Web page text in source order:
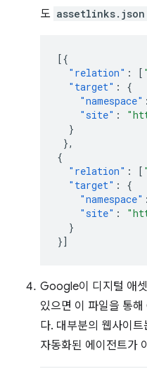
도 assetlinks.json
[{
"relation" : [
"target" :
{
"namespace" :
"site" :
}
},
{
"relation" : [
"target" :
{
"namespace" :
"site" :
}
}]
Google이 디지털 애
있으면 이 파일을 통
다. 대부분의 웹사이
자동화된 에이전트가